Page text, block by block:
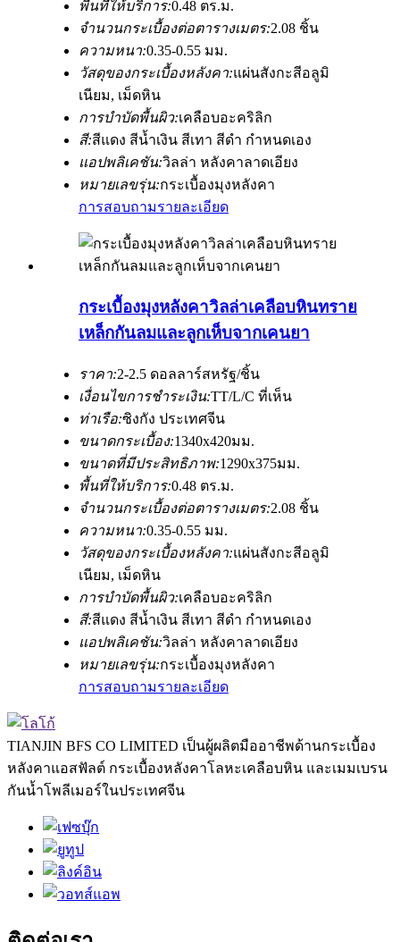
พื้นที่ให้บริการ:0.48 ตร.ม.
จำนวนกระเบื้องต่อตารางเมตร:2.08 ชิ้น
ความหนา:0.35-0.55 มม.
วัสดุของกระเบื้องหลังคา:แผ่นสังกะสีอลูมิ
เนียม, เม็ดหิน
การบำบัดพื้นผิว:เคลือบอะคริลิก
สี:สีแดง สีน้ำเงิน สีเทา สีดำ กำหนดเอง
แอปพลิเคชัน:วิลล่า หลังคาลาดเอียง
หมายเลขรุ่น:กระเบื้องมุงหลังคา
การสอบถามรายละเอียด
กระเบื้องมุงหลังคาวิลล่าเคลือบหินทราย
เหล็กกันลมและลูกเห็บจากเคนยา
ราคา:2-2.5 ดอลลาร์สหรัฐ/ชิ้น
เงื่อนไขการชำระเงิน:TT/L/C ที่เห็น
ท่าเรือ:ซิงกัง ประเทศจีน
ขนาดกระเบื้อง:1340x420มม.
ขนาดที่มีประสิทธิภาพ:1290x375มม.
พื้นที่ให้บริการ:0.48 ตร.ม.
จำนวนกระเบื้องต่อตารางเมตร:2.08 ชิ้น
ความหนา:0.35-0.55 มม.
วัสดุของกระเบื้องหลังคา:แผ่นสังกะสีอลูมิ
เนียม, เม็ดหิน
การบำบัดพื้นผิว:เคลือบอะคริลิก
สี:สีแดง สีน้ำเงิน สีเทา สีดำ กำหนดเอง
แอปพลิเคชัน:วิลล่า หลังคาลาดเอียง
หมายเลขรุ่น:กระเบื้องมุงหลังคา
การสอบถามรายละเอียด
TIANJIN BFS CO LIMITED เป็นผู้ผลิตมืออาชีพด้านกระเบื้อง
หลังคาแอสฟัลต์ กระเบื้องหลังคาโลหะเคลือบหิน และเมมเบรน
กันน้ำโพลีเมอร์ในประเทศจีน